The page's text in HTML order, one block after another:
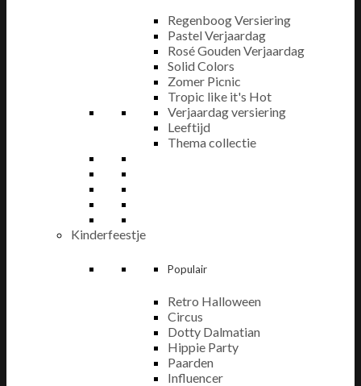
Regenboog Versiering
Pastel Verjaardag
Rosé Gouden Verjaardag
Solid Colors
Zomer Picnic
Tropic like it's Hot
Verjaardag versiering
Leeftijd
Thema collectie
Kinderfeestje
Populair
Retro Halloween
Circus
Dotty Dalmatian
Hippie Party
Paarden
Influencer